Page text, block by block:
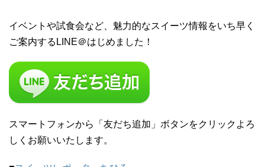
イベントや試食会など、魅力的なスイーツ情報をいち早く
ご案内するLINE＠はじめました！
スマートフォンから「友だち追加」ボタンをクリックよろ
しくお願いいたします。